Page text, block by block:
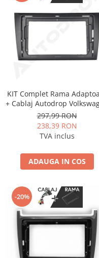
KIT Complet Rama
+ Cablaj Autodrop
Golf 6 (2010-2013) pentru
Navigatie Multimedia
9 inch
297,99 RON
238,39 RON
TVA inclus
ADAUGA IN COS
-20%